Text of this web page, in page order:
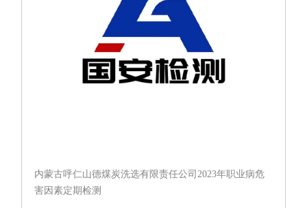
内蒙古呼仁山德煤炭洗选有限责任公司2023年职业病危
害因素定期检测